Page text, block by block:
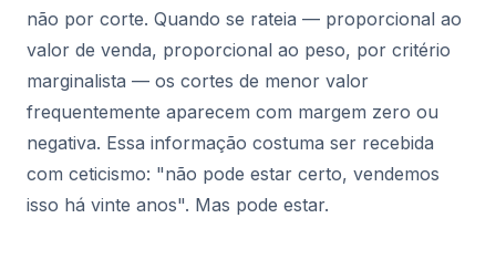
não por corte. Quando se rateia — proporcional ao
valor de venda, proporcional ao peso, por critério
marginalista — os cortes de menor valor
frequentemente aparecem com margem zero ou
negativa. Essa informação costuma ser recebida
com ceticismo: "não pode estar certo, vendemos
isso há vinte anos". Mas pode estar.